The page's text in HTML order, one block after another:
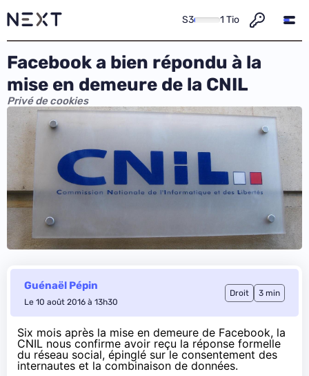
S3 1 Tio
Facebook a bien répondu à la
mise en demeure de la CNIL
Privé de cookies
Guénaël Pépin
Le 10 août 2016 à 13h30
Droit 3 min
Six mois après la mise en demeure de Facebook, la
CNIL nous confirme avoir reçu la réponse formelle
du réseau social, épinglé sur le consentement des
internautes et la combinaison de données.